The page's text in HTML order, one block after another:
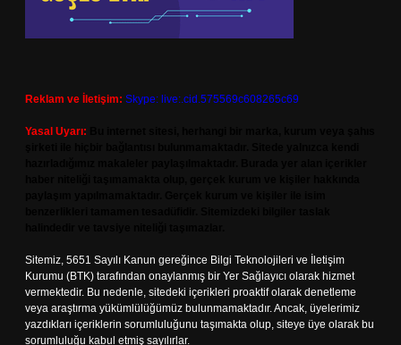
Reklam ve İletişim: Skype: live:.cid.575569c608265c69
Yasal Uyarı:
Sitemiz, 5651 Sayılı Kanun gereğince Bilgi Teknolojileri ve İletişim
Kurumu (BTK) tarafından onaylanmış bir Yer Sağlayıcı olarak hizmet
vermektedir. Bu nedenle, sitedeki içerikleri proaktif olarak denetleme
veya araştırma yükümlülüğümüz bulunmamaktadır. Ancak, üyelerimiz
yazdıkları içeriklerin sorumluluğunu taşımakta olup, siteye üye olarak bu
sorumluluğu kabul etmiş sayılırlar.